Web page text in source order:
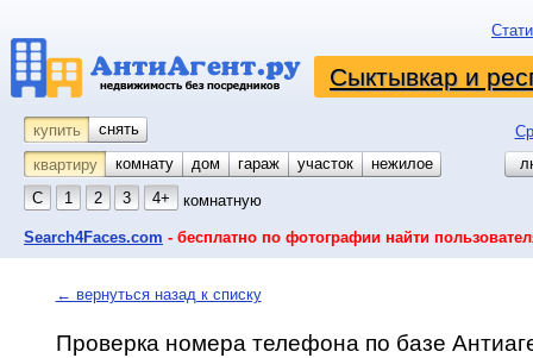
Сыктывкар и
купить снять
квартиру
комнату койко-место
дом гараж участок
нежилое
С
1 2 3 4+ комнатную
Search4Faces.com - бесплатно по фотографии найти
← вернуться назад к списку
Проверка номера телефона по базе